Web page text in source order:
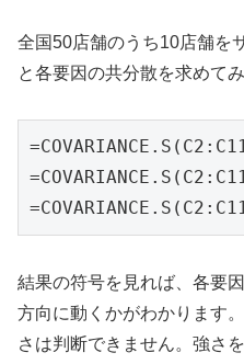
全国50店舗のうち10店舗を
と各要因の共分散を求めてみ
結果の符号を見れば、各要
方向に動くかがわかります
さは判断できません。強さ